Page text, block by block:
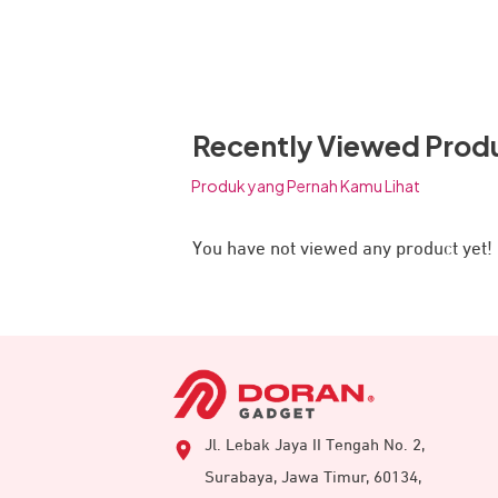
Recently Viewed
Produk yang Pernah Kamu Lihat
You have not viewed any product yet!
Jl. Lebak Jaya II Tengah No. 2,
Surabaya, Jawa Timur, 60134,